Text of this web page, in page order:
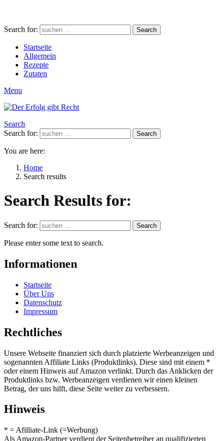
Search for: Search
Startseite
Allgemein
Rezepte
Zutaten
Menu
Search
Search for:
Search
You are here:
Home
Search results
Search Results for:
Search for: Search
Please enter some text to search.
Informationen
Startseite
Über Uns
Datenschutz
Impressum
Rechtliches
Unsere Webseite finanziert sich durch platzierte Werbeanzeigen und
sogenannten Affiliate Links (Produktlinks). Diese sind mit einem *
oder einem Hinweis auf Amazon verlinkt. Durch das Anklicken der
Produktlinks bzw. Werbeanzeigen verdienen wir einen kleinen
Betrag, der uns hilft, diese Seite weiter zu verbessern.
Hinweis
* = Afilliate-Link (=Werbung)
Als Amazon-Partner verdient der Seitenbetreiber an qualifizierten